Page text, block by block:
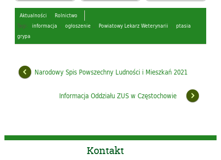
Aktualności ,
Rolnictwo
Tagi:
informacja , ogłoszenie , Powiatowy Lekarz Weterynarii ,
ptasia
grypa
Narodowy Spis Powszechny Ludności i Mieszkań 2021
Informacja Oddziału ZUS w Częstochowie
Kontakt